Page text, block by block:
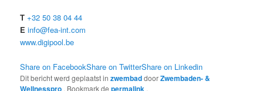
T +32 50 38 04 44
E info@fea-int.com
www.digipool.be
Share on FacebookShare on TwitterShare on Linkedin
Dit bericht werd geplaatst inzwembaddoorZwembaden- &
Wellnesspro . Bookmark depermalink .